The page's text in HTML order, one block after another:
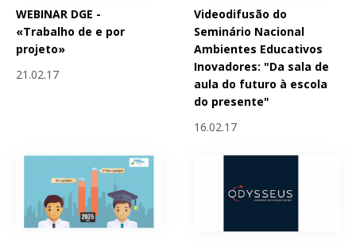
WEBINAR DGE -
«Trabalho de e por
projeto»
21.02.17
Videodifusão do
Seminário Nacional
Ambientes Educativos
Inovadores: "Da sala de
aula do futuro à escola
do presente"
16.02.17